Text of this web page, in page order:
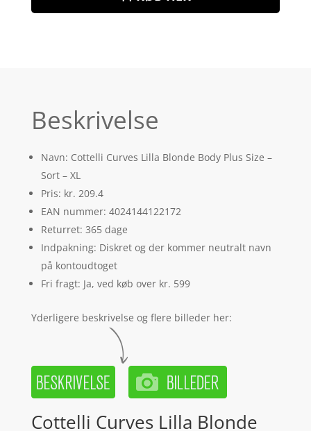
Beskrivelse
Navn: Cottelli Curves Lilla Blonde Body Plus Size –
Sort – XL
Pris: kr. 209.4
EAN nummer: 4024144122172
Returret: 365 dage
Indpakning: Diskret og der kommer neutralt navn
på kontoudtoget
Fri fragt: Ja, ved køb over kr. 599
Yderligere beskrivelse og flere billeder her:
Cottelli Curves Lilla Blonde